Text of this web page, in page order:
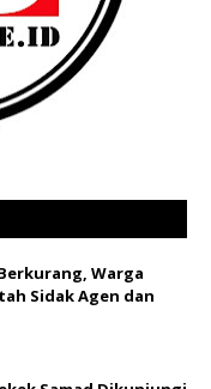
Warga
Sidak Agen dan